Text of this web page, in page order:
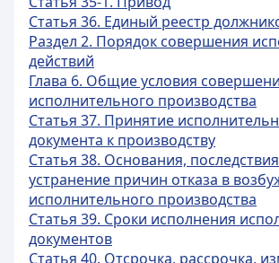
Статья 36. Единый реестр
Раздел 2. Порядок совершения
действий
Глава 6. Общие условия
исполнительного производства
Статья 37. Принятие
документа к производству
Статья 38. Основания,
устранение причин отказа в
исполнительного производства
Статья 39. Сроки исполнения
документов
Статья 40. Отсрочка, рассрочка,